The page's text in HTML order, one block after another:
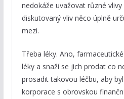
nedokáže uvažovat různé
diskutovaný vliv něco úplně
mezi.
Třeba léky. Ano,
léky a snaží se jich prodat co
prosadit takovou léčbu, aby
korporace s obrovskou